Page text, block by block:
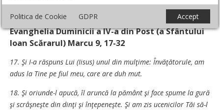
Politica de Cookie GDPR Accept
Un articol de:† Daniel, Patriarhul României -27 Martie 2009
Evanghelia Duminicii a IV-a din Post (a Sfântului
Ioan Scărarul) Marcu 9, 17-32
17. Şi I-a răspuns Lui (Iisus) unul din mulţime: Învăţătorule, am
adus la Tine pe fiul meu, care are duh mut.
18. Şi oriunde-l apucă, îl aruncă la pământ şi face spume la gură
şi scrâşneşte din dinţi şi înţepeneşte. Şi am zis ucenicilor Tăi să-l